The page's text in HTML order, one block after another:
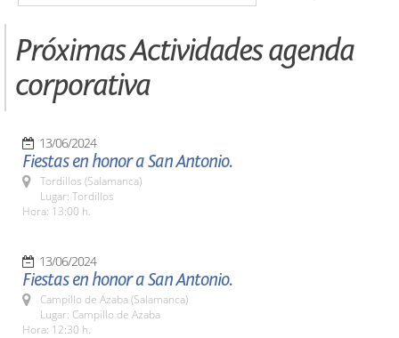
Próximas Actividades agenda
corporativa
13/06/2024
Fiestas en honor a San Antonio.
Tordillos (Salamanca)
Lugar: Tordillos
Hora: 13:00 h.
13/06/2024
Fiestas en honor a San Antonio.
Campillo de Azaba (Salamanca)
Lugar: Campillo de Azaba
Hora: 12:30 h.